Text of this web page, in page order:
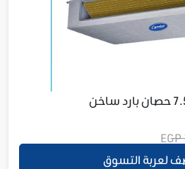
تكييف كاريير كونسيلد 7.5 حصان بارد ساخن
لعربة التسوق